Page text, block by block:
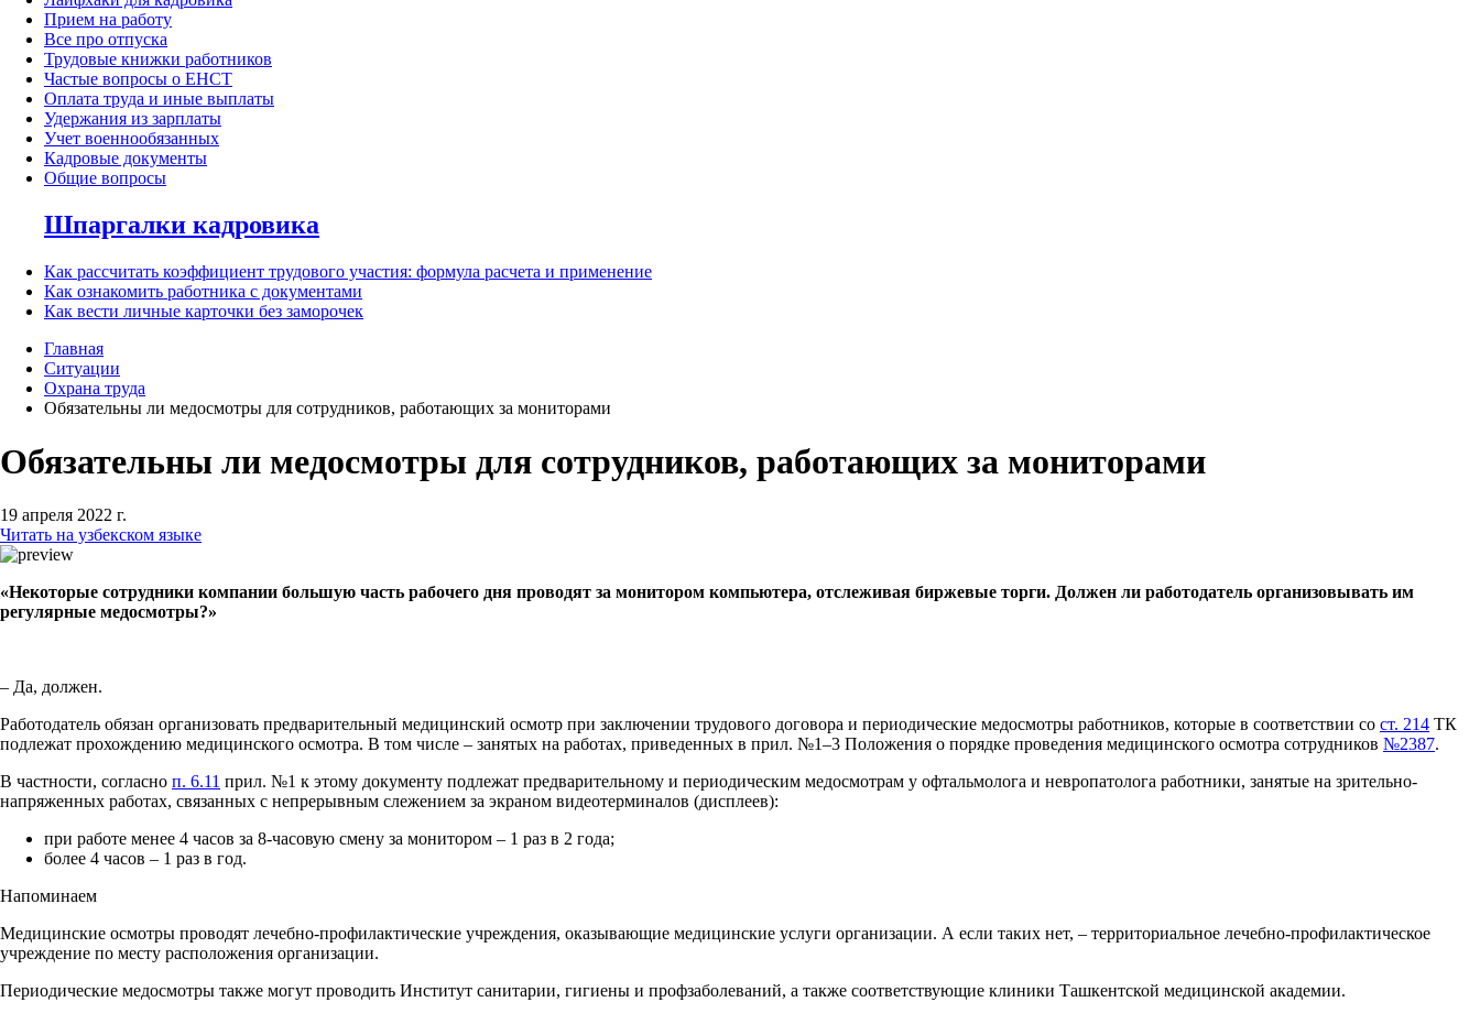
Прием на работу
Все про отпуска
Трудовые книжки работников
Частые вопросы о ЕНСТ
Оплата труда и иные выплаты
Удержания из зарплаты
Учет военнообязанных
Кадровые документы
Общие вопросы
Шпаргалки кадровика
Как рассчитать коэффициент трудового участия: формула расчета и применение
Как ознакомить работника с документами
Как вести личные карточки без заморочек
Главная
Ситуации
Охрана труда
Обязательны ли медосмотры для сотрудников, работающих за мониторами
Обязательны ли медосмотры для сотрудников, работающих за мониторами
19 апреля 2022 г.
Читать на узбекском языке
«Некоторые сотрудники компании большую часть рабочего дня проводят за монитором компьютера, отслеживая биржевые торги. Должен ли работодатель организовывать им
регулярные медосмотры?»
– Да, должен.
Работодатель обязан организовать предварительный медицинский осмотр при заключении трудового договора и периодические медосмотры работников, которые в соответствии со ст. 214 ТК
подлежат прохождению медицинского осмотра. В том числе – занятых на работах, приведенных в прил. №1–3 Положения о порядке проведения медицинского осмотра сотрудников №2387.
В частности, согласно п. 6.11 прил. №1 к этому документу подлежат предварительному и периодическим медосмотрам у офтальмолога и невропатолога работники, занятые на зрительно-
напряженных работах, связанных с непрерывным слежением за экраном видеотерминалов (дисплеев):
при работе менее 4 часов за 8-часовую смену за монитором – 1 раз в 2 года;
более 4 часов – 1 раз в год.
Напоминаем
Медицинские осмотры проводят лечебно-профилактические учреждения, оказывающие медицинские услуги организации. А если таких нет, – территориальное лечебно-профилактическое
учреждение по месту расположения организации.
Периодические медосмотры также могут проводить Институт санитарии, гигиены и профзаболеваний, а также соответствующие клиники Ташкентской медицинской академии.